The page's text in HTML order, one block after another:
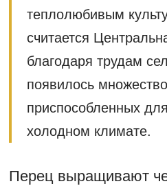
теплолюбивым
считается
благодаря трудам
появилось
приспособленных
холодном климате.
Перец выращивают